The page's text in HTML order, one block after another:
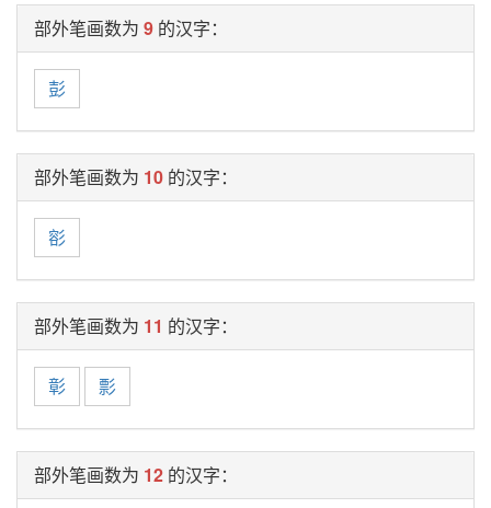
部外笔画数为 9 的汉字：
彭
部外笔画数为 10 的汉字：
彮
部外笔画数为 11 的汉字：
彰 彯
部外笔画数为 12 的汉字：